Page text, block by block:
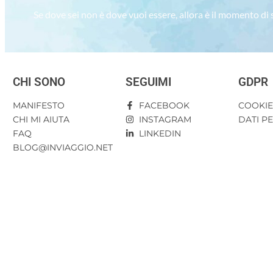
Se dove sei non è dove vuoi essere, allora è il momento
CHI SONO
MANIFESTO
CHI MI AIUTA
FAQ
BLOG@INVIAGGIO.NET
SEGUIMI
FACEBOOK
INSTAGRAM
LINKEDIN
GDPR
COOKIE
DATI